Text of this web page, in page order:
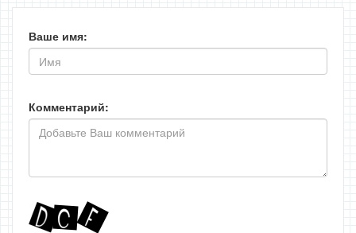
Ваше имя:
Комментарий: